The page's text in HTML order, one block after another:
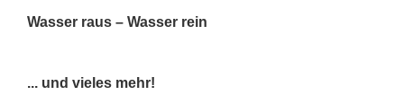
Wasser raus – Wasser rein
... und vieles mehr!